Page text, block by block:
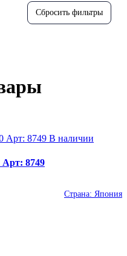
В наличии
Арт: 8749
Страна: Япония